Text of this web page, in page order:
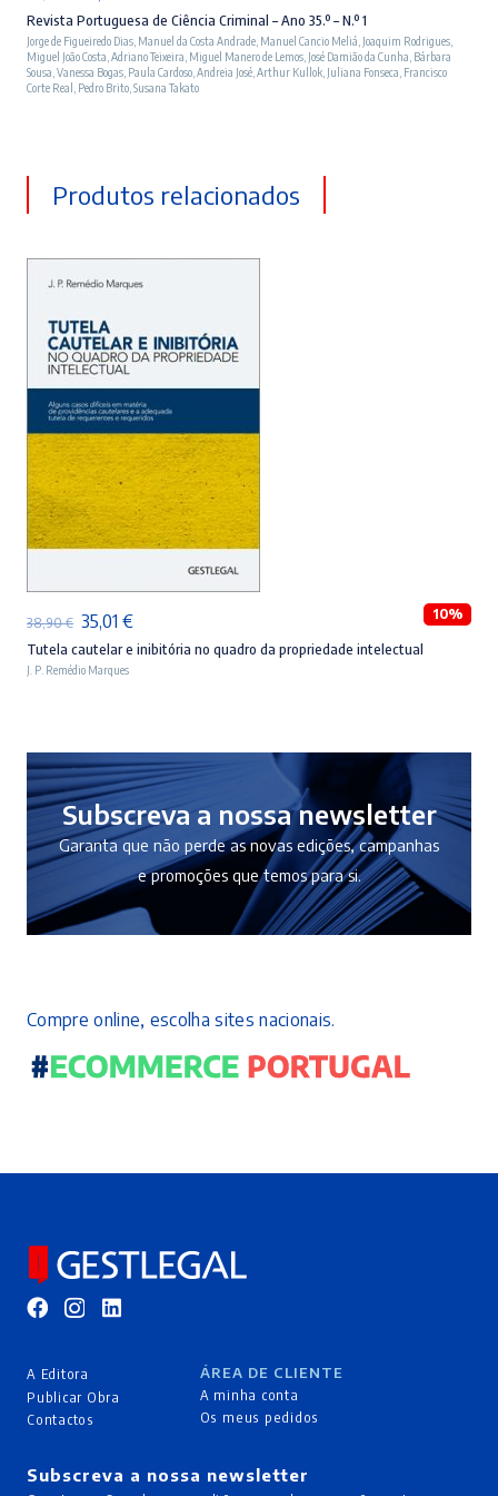
preço
original
era:
preço
atual
é:
Revista Portuguesa de Ciência Criminal – Ano 35.º – N.º 1
Jorge de Figueiredo Dias Manuel da Costa Andrade Manuel Cancio Meliá Joaquim Rodrigues
Miguel João Costa Adriano Teixeira Miguel Manero de Lemos José Damião da Cunha Bárbara
Sousa Vanessa Bogas Paula Cardoso Andreia José Arthur Kullok Juliana Fonseca Francisco
Corte Real
Pedro Brito Susana Takato
Produtos relacionados
ADICIONAR
38,90€ O
preço
original
35,01 €O
preço
10%
Tutela cautelar e inibitória no quadro da propriedade intelectual
J. P. Remédio Marques
Subscreva a nossa newsletter
Garanta que não perde as novas edições, campanhas
e promoções que temos para si.
Compre online, escolha sites nacionais.
A Editora
Publicar Obra
Contactos
ÁREA DE CLIENTE
A minha conta
Os meus pedidos
Subscreva a nossa newsletter